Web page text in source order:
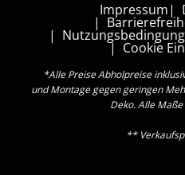
Impressum
Cookie
*Alle Preise Abholpreise
und Montage gegen geringen
Deko. Alle
**